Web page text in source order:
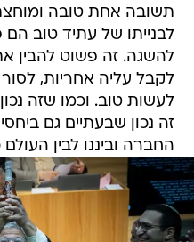
תשובה אחת טובה
לבנייתו של עתיד טוב
להשגה. זה פשוט להבין
לקבל עליה אחריות,
לעשות טוב. וכמו שזה
זה נכון שבעתיים גם
החברה וביננו לבין העולם